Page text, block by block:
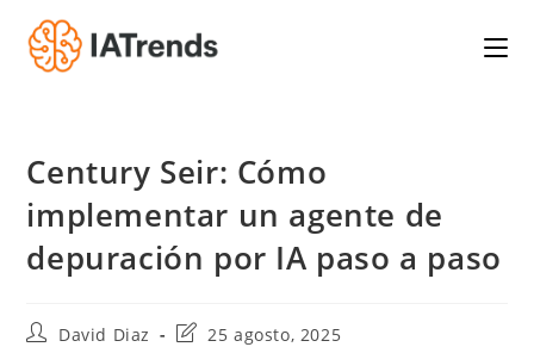
Saltar
contenido
Century Seir: Cómo
implementar un agente de
depuración por IA paso a paso
AutorDavid Diaz
Última25 agosto, 2025